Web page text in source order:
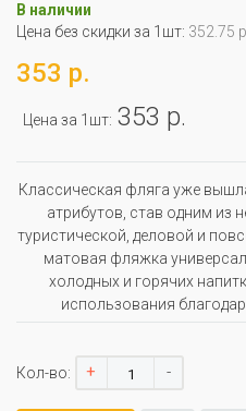
В наличии
Цена без скидки за 1шт: 352.75
353 р.
Цена за 1шт: 353 р.
Классическая фляга уже
атрибутов, став одним из
туристической, деловой и
матовая фляжка
холодных и горячих
использования
Кол-во: + -